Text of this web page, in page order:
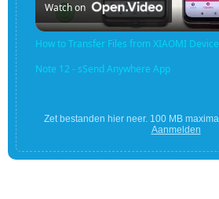
Watch on
How to Transfer Files from XIAOMI
Note 12 - sSend Anywhere App
Zet bestanden hier neer. 100 MB
Aanmelden